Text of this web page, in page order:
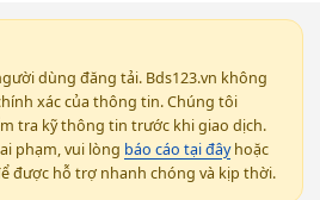
dùng đăng tải. Bds123.vn không
xác của thông tin. Chúng tôi
tra kỹ thông tin trước khi giao dịch.
phạm, vui lòng báo cáo tại đâyhoặc
được hỗ trợ nhanh chóng và kịp thời.